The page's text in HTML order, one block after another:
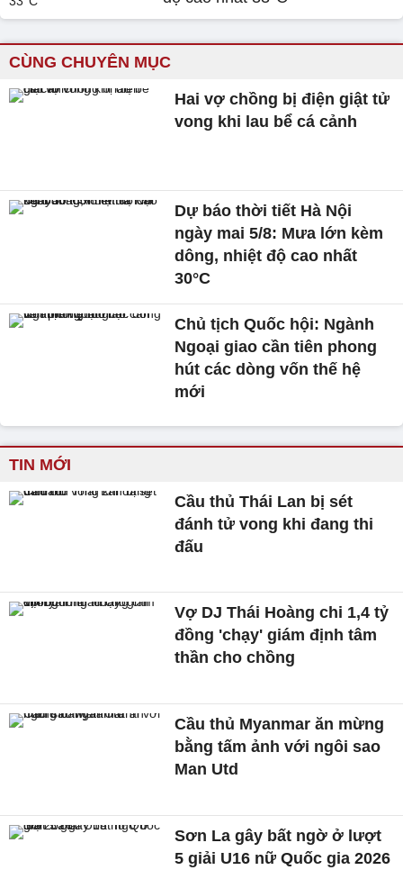
CÙNG CHUYÊN MỤC
Hai vợ chồng bị điện giật tử
vong khi lau bể cá cảnh
Dự báo thời tiết Hà Nội
ngày mai 5/8: Mưa lớn kèm
dông, nhiệt độ cao nhất
30°C
Chủ tịch Quốc hội: Ngành
Ngoại giao cần tiên phong
hút các dòng vốn thế hệ
mới
TIN MỚI
Cầu thủ Thái Lan bị sét
đánh tử vong khi đang thi
đấu
Vợ DJ Thái Hoàng chi 1,4 tỷ
đồng 'chạy' giám định tâm
thần cho chồng
Cầu thủ Myanmar ăn mừng
bằng tấm ảnh với ngôi sao
Man Utd
Sơn La gây bất ngờ ở lượt
5 giải U16 nữ Quốc gia 2026